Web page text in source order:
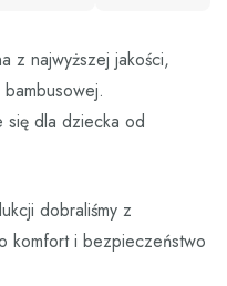
z najwyższej jakości,
się dla dziecka od
dobraliśmy z
komfort i bezpieczeństwo